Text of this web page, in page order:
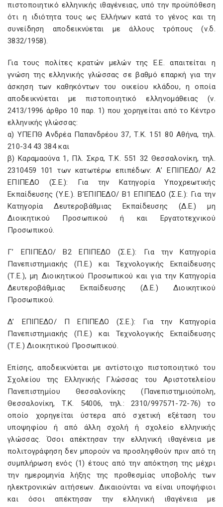
πιστοποιητικό ελληνικής ιθαγένειας, υπό την προϋπόθεση
ότι η ιδιότητα τους ως Ελλήνων κατά το γένος και τη
συνείδηση αποδεικνύεται με άλλους τρόπους (ν.δ.
3832/1958).
Για τους πολίτες κρατών μελών της Ε.Ε. απαιτείται η
γνώση της ελληνικής γλώσσας σε βαθμό επαρκή για την
άσκηση των καθηκόντων του οικείου κλάδου, η οποία
αποδεικνύεται με πιστοποιητικό ελληνομάθειας (ν.
2413/1996 άρθρο 10 παρ. 1) που χορηγείται από το Κέντρο
ελληνικής γλώσσας:
α) ΥΠΕΠΘ Ανδρέα Παπανδρέου 37, Τ.Κ. 151 80 Αθήνα, τηλ.
210-34 43 384 και
β) Καραμαούνα 1, Πλ. Σκρα, Τ.Κ. 551 32 Θεσσαλονίκη, τηλ.
2310459 101 των κατωτέρω επιπέδων: Α’ ΕΠΙΠΕΔΟ/ Α2
ΕΠΙΠΕΔΟ (Σ.Ε.): Για την Κατηγορία Υποχρεωτικής
Εκπαίδευσης (Υ.Ε.). Β’ΕΠΙΠΕΔΟ/ Β1 ΕΠΙΠΕΔΟ (Σ.Ε.): Για την
Κατηγορία Δευτεροβάθμιας Εκπαίδευσης (Δ.Ε.) μη
Διοικητικού Προσωπικού ή και Εργατοτεχνικού
Προσωπικού.
Γ’ ΕΠΙΠΕΔΟ/ Β2 ΕΠΙΠΕΔΟ (Σ.Ε.): Για την Κατηγορία
Πανεπιστημιακής (Π.Ε.) και Τεχνολογικής Εκπαίδευσης
(Τ.Ε.), μη Διοικητικού Προσωπικού και για την Κατηγορία
Δευτεροβάθμιας Εκπαίδευσης (Δ.Ε.) Διοικητικού
Προσωπικού.
Δ’ ΕΠΙΠΕΔΟ/ Π ΕΠΙΠΕΔΟ (Σ.Ε.): Για την Κατηγορία
Πανεπιστημιακής (Π.Ε.) και Τεχνολογικής Εκπαίδευσης
(Τ.Ε.) Διοικητικού Προσωπικού.
Επίσης, αποδεικνύεται με αντίστοιχο πιστοποιητικό του
Σχολείου της Ελληνικής Γλώσσας του Αριστοτελείου
Πανεπιστημίου Θεσσαλονίκης (Πανεπιστημιούπολη,
Θεσσαλονίκη, Τ.Κ. 54006, τηλ.: 2310/997571-72-76) το
οποίο χορηγείται ύστερα από σχετική εξέταση του
υποψηφίου ή από άλλη σχολή ή σχολείο ελληνικής
γλώσσας. Όσοι απέκτησαν την ελληνική ιθαγένεια με
πολιτογράφηση δεν μπορούν να προσληφθούν πριν από τη
συμπλήρωση ενός (1) έτους από την απόκτηση της μέχρι
την ημερομηνία λήξης της προθεσμίας υποβολής των
ηλεκτρονικών αιτήσεων. Δικαιούνται να είναι υποψήφιοι
και όσοι απέκτησαν την ελληνική ιθαγένεια με